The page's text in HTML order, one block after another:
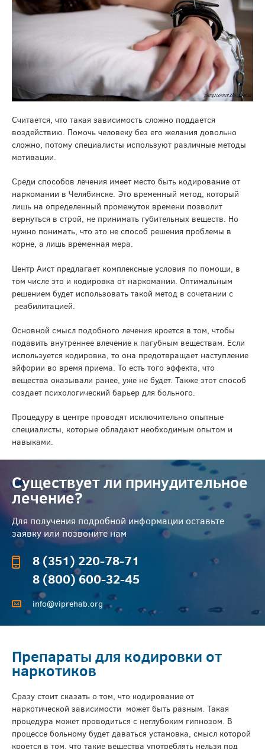
Считается, что такая зависимость сложно поддается
воздействию. Помочь человеку без его желания довольно
сложно, потому специалисты используют различные методы
мотивации.
Среди способов лечения имеет место быть кодирование от
наркомании в Челябинске. Это временный метод, который
лишь на определенный промежуток времени позволит
вернуться в строй, не принимать губительных веществ. Но
нужно понимать, что это не способ решения проблемы в
корне, а лишь временная мера.
Центр Аист предлагает комплексные условия по помощи, в
том числе это и кодировка от наркомании. Оптимальным
решением будет использовать такой метод в сочетании с
реабилитацией.
Основной смысл подобного лечения кроется в том, чтобы
подавить внутреннее влечение к пагубным веществам. Если
используется кодировка, то она предотвращает наступление
эйфории во время приема. То есть того эффекта, что
вещества оказывали ранее, уже не будет. Также этот способ
создает психологический барьер для больного.
Процедуру в центре проводят исключительно опытные
специалисты, которые обладают необходимым опытом и
навыками.
Существует ли принудительное
лечение?
Для получения подробной информации оставьте
заявку или позвоните нам
8 (351) 220-78-71
8 (800) 600-32-45
info@viprehab.org
Препараты для кодировки от
наркотиков
Сразу стоит сказать о том, что кодирование от
наркотической зависимости может быть разным. Такая
процедура может проводиться с неглубоким гипнозом. В
процессе больному будет даваться установка, смысл которой
кроется в том, что такие вещества употреблять нельзя под